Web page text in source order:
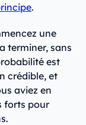
.
une
terminer, sans
est
crédible, et
aviez en
forts pour